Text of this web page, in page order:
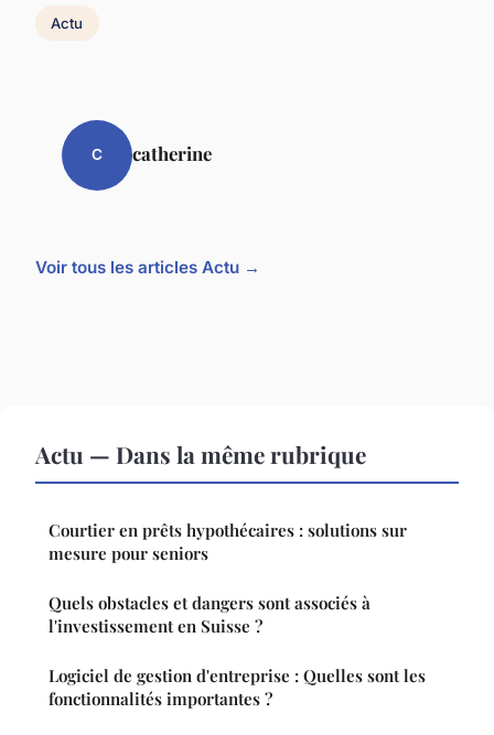
Actu
C catherine
Voir tous les articles Actu →
Actu — Dans la même rubrique
Courtier en prêts hypothécaires : solutions sur
mesure pour seniors
Quels obstacles et dangers sont associés à
l'investissement en Suisse ?
Logiciel de gestion d'entreprise : Quelles sont les
fonctionnalités importantes ?